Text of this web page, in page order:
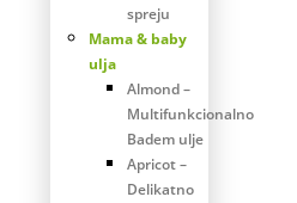
spreju
Mama & baby
ulja
Almond –
Multifunkcionalno
Badem ulje
Apricot –
Delikatno